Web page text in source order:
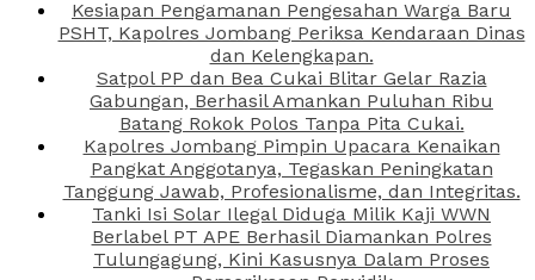
Kesiapan Pengamanan Pengesahan Warga Baru
PSHT, Kapolres Jombang Periksa Kendaraan Dinas
dan Kelengkapan.
Satpol PP dan Bea Cukai Blitar Gelar Razia
Gabungan, Berhasil Amankan Puluhan Ribu
Batang Rokok Polos Tanpa Pita Cukai.
Kapolres Jombang Pimpin Upacara Kenaikan
Pangkat Anggotanya, Tegaskan Peningkatan
Tanggung Jawab, Profesionalisme, dan Integritas.
Tanki Isi Solar Ilegal Diduga Milik Kaji WWN
Berlabel PT APE Berhasil Diamankan Polres
Tulungagung, Kini Kasusnya Dalam Proses